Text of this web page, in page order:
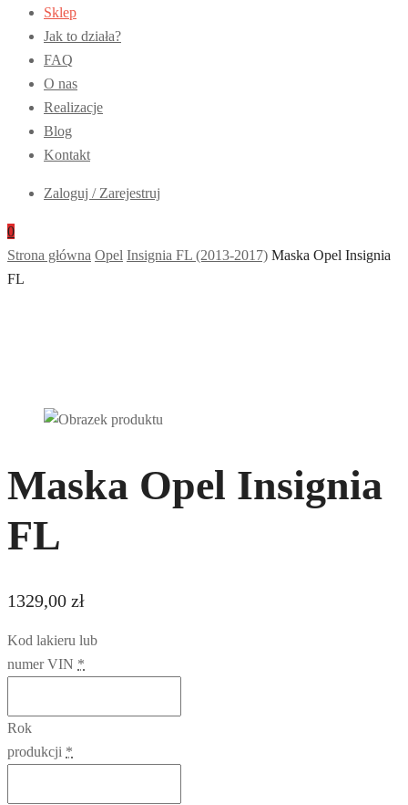
Sklep
Jak to działa?
FAQ
O nas
Realizacje
Blog
Kontakt
Zaloguj / Zarejestruj
0
Strona główna Opel Insignia FL (2013-2017) Maska Opel Insignia
FL
Maska Opel Insignia
FL
1329,00 zł
Kod lakieru lub
numer VIN *
Rok
produkcji *